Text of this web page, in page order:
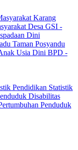
Karang
Desa GSI -
Dini
Taman Posyandu
Usia Dini BPD -
Pendidikan Statistik
Disabilitas
Penduduk